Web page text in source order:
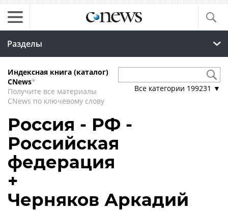
Разделы
Индексная книга (каталог)
CNews*
Получите все материалы
CNews по ключевому слову
Все категории 199231 ▼
Россия - РФ -
Российская
федерация
+
Черняков Аркадий